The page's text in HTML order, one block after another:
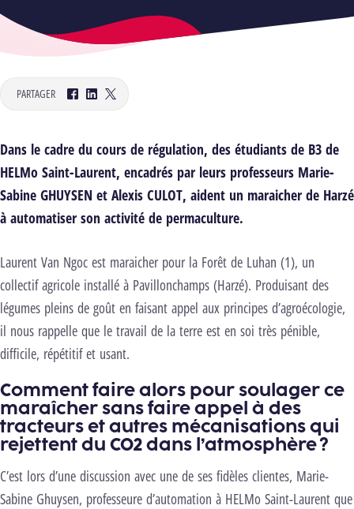
PARTAGER
Facebook
LinkedInTwitter
Dans le cadre du cours de régulation, des étudiants de B3 de
HELMo Saint-Laurent, encadrés par leurs professeurs Marie-
Sabine GHUYSEN et Alexis CULOT, aident un maraicher de Harzé
à automatiser son activité de permaculture.
Laurent Van Ngoc est maraicher pour la Forêt de Luhan (1), un
collectif agricole installé à Pavillonchamps (Harzé). Produisant des
légumes pleins de goût en faisant appel aux principes d’agroécologie,
il nous rappelle que le travail de la terre est en soi très pénible,
difficile, répétitif et usant.
Comment faire alors pour soulager ce
maraîcher sans faire appel à des
tracteurs et autres mécanisations qui
rejettent du CO2 dans l’atmosphère ?
C’est lors d’une discussion avec une de ses fidèles clientes, Marie-
Sabine Ghuysen, professeure d’automation à HELMo Saint-Laurent que